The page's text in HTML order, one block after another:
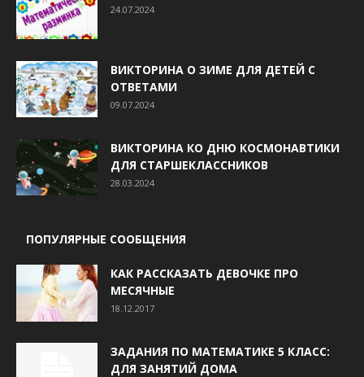
24.07.2024
ВИКТОРИНА О ЗИМЕ ДЛЯ ДЕТЕЙ С
ОТВЕТАМИ
09.07.2024
ВИКТОРИНА КО ДНЮ КОСМОНАВТИКИ
ДЛЯ СТАРШЕКЛАССНИКОВ
28.03.2024
ПОПУЛЯРНЫЕ СООБЩЕНИЯ
КАК РАССКАЗАТЬ ДЕВОЧКЕ ПРО
МЕСЯЧНЫЕ
18.12.2017
ЗАДАНИЯ ПО МАТЕМАТИКЕ 5 КЛАСС:
ДЛЯ ЗАНЯТИЙ ДОМА